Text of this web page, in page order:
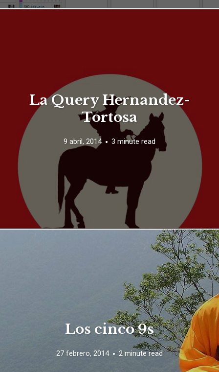
La Query Hernandez-
Tortosa
9 abril, 2014 3 minute read
Los cinco 9s
27 febrero, 2014 2 minute read